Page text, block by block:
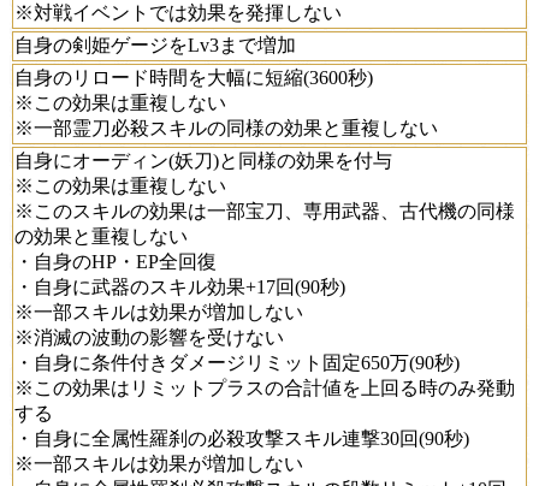
※対戦イベントでは効果を発揮しない
自身の剣姫ゲージをLv3まで増加
自身のリロード時間を大幅に短縮(3600秒)
※この効果は重複しない
※一部霊刀必殺スキルの同様の効果と重複しない
自身にオーディン(妖刀)と同様の効果を付与
※この効果は重複しない
※このスキルの効果は一部宝刀、専用武器、古代機の同様
の効果と重複しない
・自身のHP・EP全回復
・自身に武器のスキル効果+17回(90秒)
※一部スキルは効果が増加しない
※消滅の波動の影響を受けない
・自身に条件付きダメージリミット固定650万(90秒)
※この効果はリミットプラスの合計値を上回る時のみ発動
する
・自身に全属性羅刹の必殺攻撃スキル連撃30回(90秒)
※一部スキルは効果が増加しない